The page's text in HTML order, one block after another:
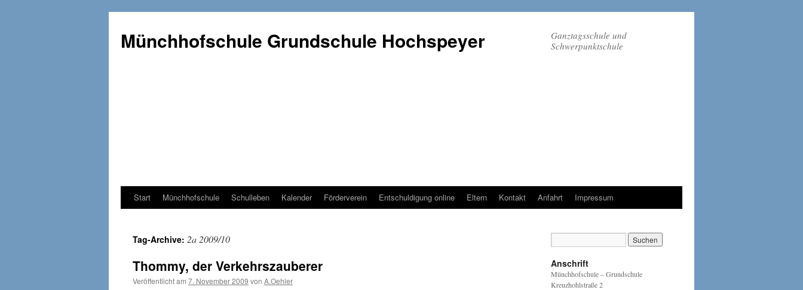
Münchhofschule Grundschule Hochspeyer
Ganztagsschule und
Schwerpunktschule
Weiter
Content
Start Münchhofschule Schulleben Kalender Förderverein Entschuldigung online Eltern Kontakt Anfahrt Impressum
Tag-Archive: 2a 2009/10
Thommy, der Verkehrszauberer
Veröffentlicht am 7. November 2009 von A.Oehler
Anschrift
Münchhofschule – Grundschule
Kreuzhohlstraße 2